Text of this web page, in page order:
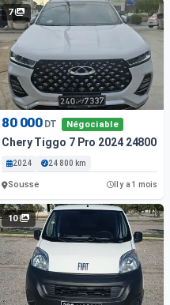
7
80 000 DT Négociable
Chery Tiggo 7 Pro 2024 24800
2024 24 800 km
Sousse Il y a 1 mois
10